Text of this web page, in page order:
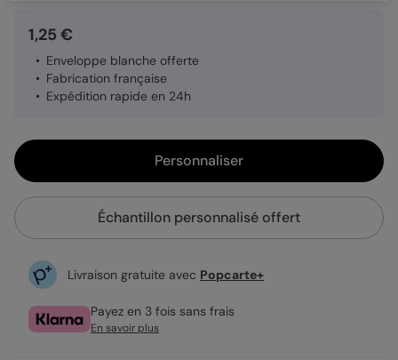
1,25 €
Enveloppe blanche offerte
Fabrication française
Expédition rapide en 24h
Personnaliser
Échantillon personnalisé offert
Livraison gratuite avec Popcarte+
Payez en 3 fois sans frais
En savoir plus